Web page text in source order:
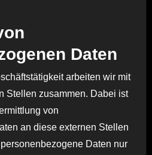
Daten
arbeiten wir mit
Stellen zusammen. Dabei ist
von
an diese externen Stellen
Daten nur